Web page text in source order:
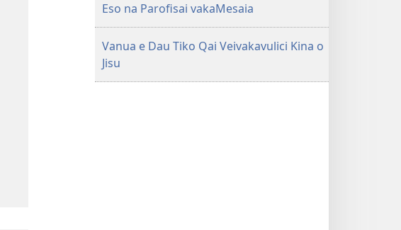
Eso na Parofisai vakaMesaia
Vanua e Dau Tiko Qai Veivakavulici Kina o
Jisu